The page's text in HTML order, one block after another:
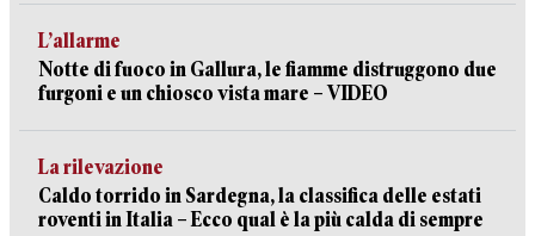
L’allarme
Notte di fuoco in Gallura, le fiamme distruggono due
furgoni e un chiosco vista mare – VIDEO
La rilevazione
Caldo torrido in Sardegna, la classifica delle estati
roventi in Italia – Ecco qual è la più calda di sempre